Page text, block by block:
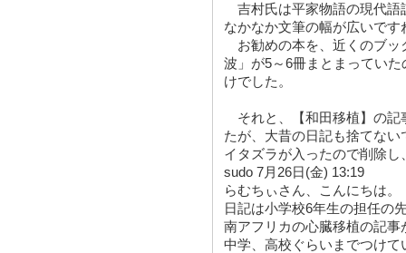
吉村氏は平家物語の現代語
なかなか文筆の幅が広いです
お勧めの本を、近くのブッ
波」が5～6冊まとまってい
けでした。
それと、【和田移植】の記
たが、大昔の日記も捨てな
イタズラが入ったので削除
sudo 7月26日(金) 13:19
らむちぃさん、こんにちは。
日記は小学校6年生の担任の
南アフリカの心臓移植の記
中学、高校ぐらいまでつけ